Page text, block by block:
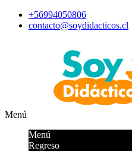
+56994050806
contacto@soydidacticos.cl
Menú
Menú
Regreso